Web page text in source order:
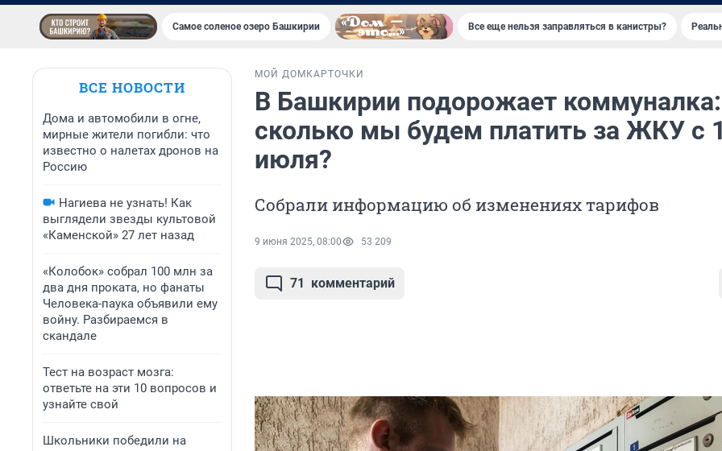
Самое соленое озеро Башкирии Все еще нельзя заправляться в канистры?
ВСЕ НОВОСТИ
Дома и автомобили в огне,
мирные жители погибли: что
известно о налетах дронов на
Россию
Нагиева не узнать! Как
выглядели звезды культовой
«Каменской» 27 лет назад
«Колобок» собрал 100 млн за
два дня проката, но фанаты
Человека-паука объявили ему
войну. Разбираемся в
скандале
Тест на возраст мозга:
ответьте на эти 10 вопросов и
узнайте свой
Школьники победили на
МОЙ ДОМ КАРТОЧКИ
В Башкирии подорожает коммуналка:
сколько мы будем платить за ЖКУ с
июля?
Собрали информацию об изменениях тарифов
9 июня 2025, 08:00 53 209
71 комментарий